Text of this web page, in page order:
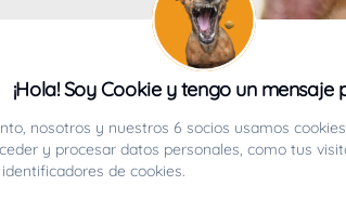
¡Hola! Soy Cookie y tengo un mensaje
nosotros y nuestros 6 socios usamos
y procesar datos personales, como tus
de cookies.